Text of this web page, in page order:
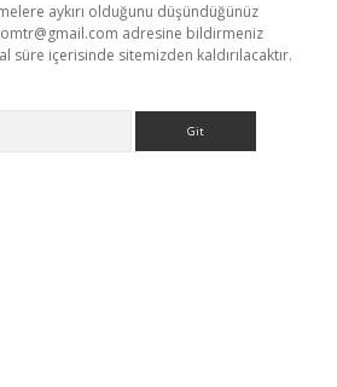
aykırı olduğunu düşündüğünüz
adresine bildirmeniz
süre içerisinde sitemizden kaldırılacaktır.